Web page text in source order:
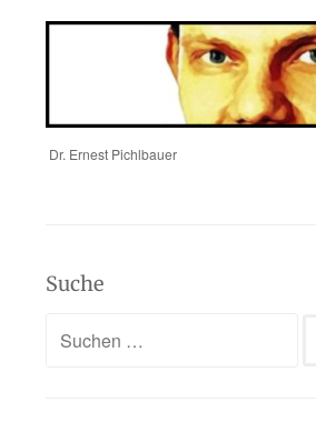
Dr. Ernest Pichlbauer
Suche
Suchen